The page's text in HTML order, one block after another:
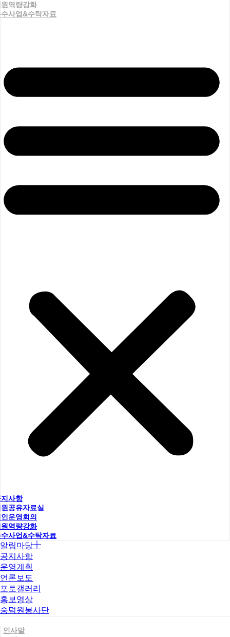
역량강화
사업&수탁자료
사항
공유자료실
운영회의
역량강화
사업&수탁자료
알림마당
공지사항
운영계획
언론보도
포토갤러리
홍보영상
숭덕원봉사단
인사말